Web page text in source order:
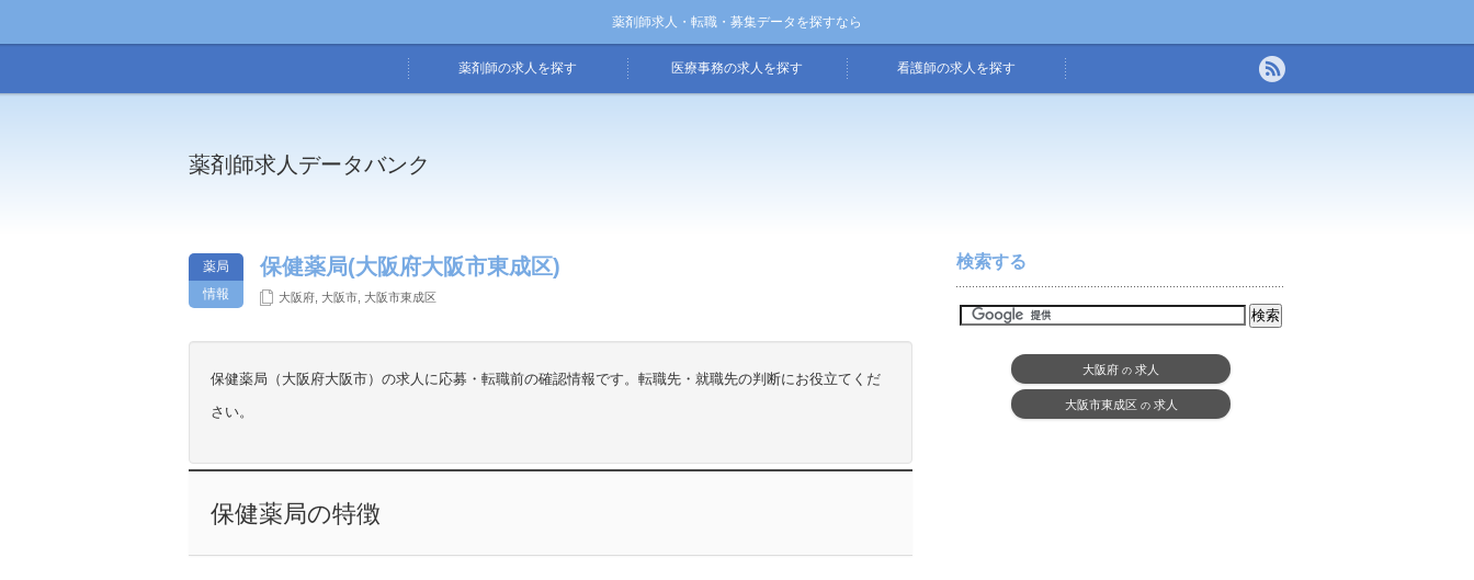
薬剤師求人・転職・募集データを探すなら
薬剤師の求人を探す 医療事務の求人を探す 看護師の求人を探す
薬剤師求人データバンク
薬局
情報
保健薬局(大阪府大阪市東成区)
大阪府 大阪市 大阪市東成区
保健薬局（大阪府大阪市）の求人に応募・転職前の確認情報です。転職先・就職先の判断にお役立てくだ
さい。
保健薬局の特徴
検索する
大阪府 の 求人
大阪市東成区 の 求人